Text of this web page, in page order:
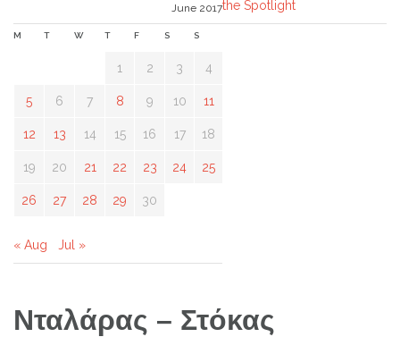
June 2017
M T W T F S S
1 2 3 4
5 6 7 8 9 10 11
12 13 14 15 16 17 18
19 20 21 22 23 24 25
26 27 28 29 30
« Aug Jul »
Νταλάρας – Στόκας